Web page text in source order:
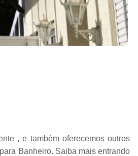
Espelho
, e também oferecemos outros
Banheiro. Saiba mais entrando